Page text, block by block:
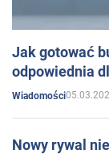
Jak gotować
odpowiednia
Wiadomości
Nowy rywal